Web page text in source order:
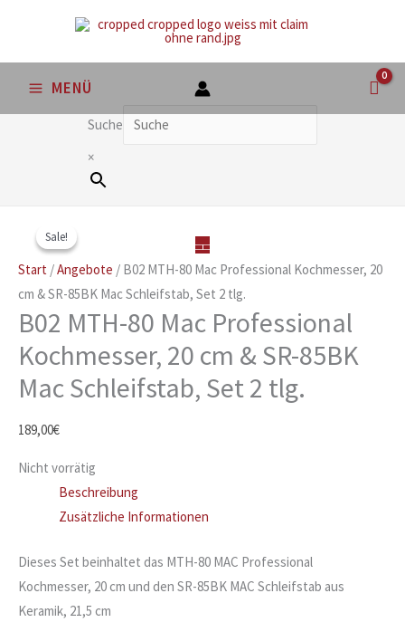
springen
MENÜ
Suche
×
Start /Angebote / B02 MTH-80 Mac Professional Kochmesser, 20
cm & SR-85BK Mac Schleifstab, Set 2 tlg.
B02 MTH-80 Mac Professional
Kochmesser, 20 cm & SR-85BK
Mac Schleifstab, Set 2 tlg.
189,00€
Nicht vorrätig
Beschreibung
Zusätzliche Informationen
Dieses Set beinhaltet das MTH-80 MAC Professional
Kochmesser, 20 cm und den SR-85BK MAC Schleifstab aus
Keramik, 21,5 cm
Sale!
Sale!
Preis
war:
143,00€
Preis
ist:
125,00€.